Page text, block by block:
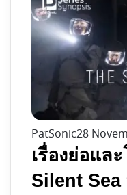
PatSonic28
เรื่องย่อแล
Silent Sea